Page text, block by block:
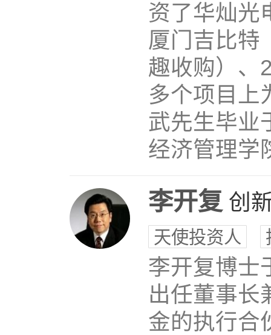
资了华灿光
厦门吉比特
趣收购）、
多个项目上
武先生毕业
经济管理学
李开复 创
天使投资人
李开复博士
出任董事长
金的执行合